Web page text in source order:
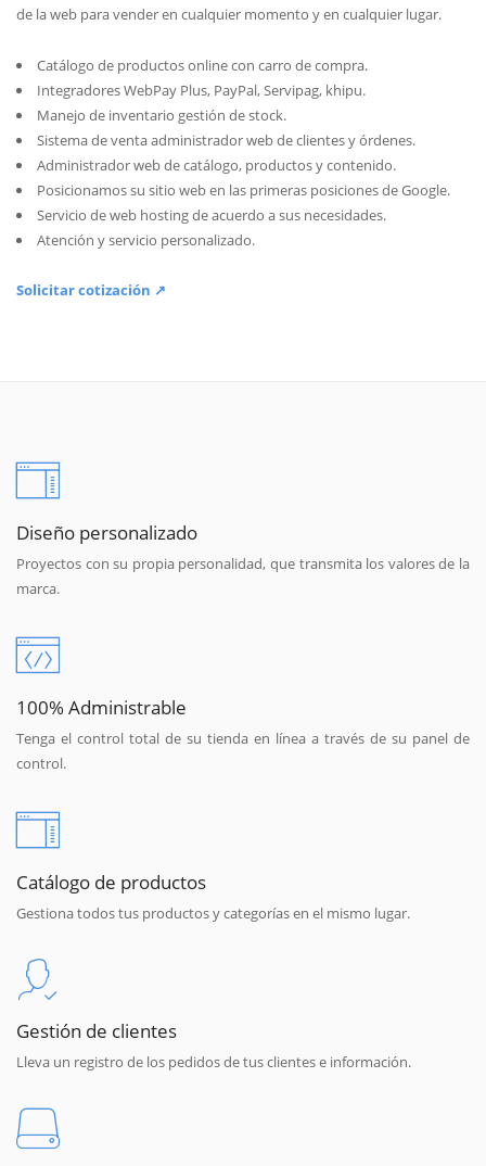
de la web para vender en cualquier momento y en cualquier lugar.
Catálogo de productos online con carro de compra.
Integradores WebPay Plus, PayPal, Servipag, khipu.
Manejo de inventario gestión de stock.
Sistema de venta administrador web de clientes y órdenes.
Administrador web de catálogo, productos y contenido.
Posicionamos su sitio web en las primeras posiciones de Google.
Servicio de web hosting de acuerdo a sus necesidades.
Atención y servicio personalizado.
Solicitar cotización ↗
Diseño personalizado
Proyectos con su propia personalidad, que transmita los valores de la
marca.
100% Administrable
Tenga el control total de su tienda en línea a través de su panel de
control.
Catálogo de productos
Gestiona todos tus productos y categorías en el mismo lugar.
Gestión de clientes
Lleva un registro de los pedidos de tus clientes e información.